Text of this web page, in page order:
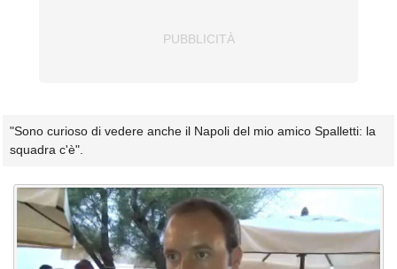
"Sono curioso di vedere anche il Napoli del mio amico Spalletti: la
squadra c'è".